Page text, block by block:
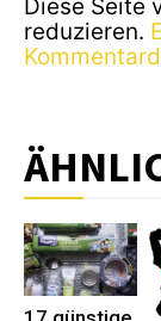
Diese Seite
reduzieren.